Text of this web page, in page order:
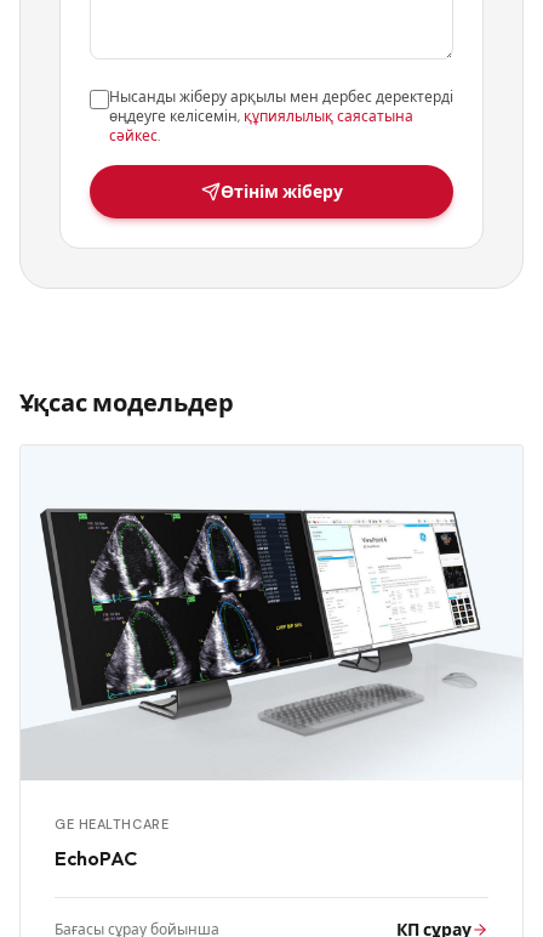
Нысанды жіберу арқылы мен дербес деректерді
өңдеуге келісемін, құпиялылық саясатына
сәйкес.
Өтінім жіберу
Ұқсас модельдер
GE HEALTHCARE
EchoPAC
Бағасы сұрау бойынша КП сұрау